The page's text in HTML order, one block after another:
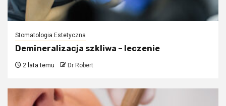
Stomatologia Estetyczna
Demineralizacja szkliwa – leczenie
2 lata temu Dr Robert